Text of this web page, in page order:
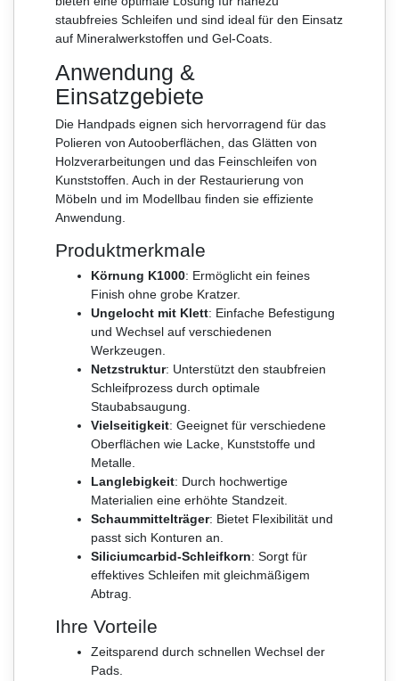
staubfreies Schleifen und sind ideal für den Einsatz
auf Mineralwerkstoffen und Gel-Coats.
Anwendung &
Einsatzgebiete
Die Handpads eignen sich hervorragend für das
Polieren von Autooberflächen, das Glätten von
Holzverarbeitungen und das Feinschleifen von
Kunststoffen. Auch in der Restaurierung von
Möbeln und im Modellbau finden sie effiziente
Anwendung.
Produktmerkmale
Körnung K1000: Ermöglicht ein feines
Finish ohne grobe Kratzer.
Ungelocht mit Klett: Einfache Befestigung
und Wechsel auf verschiedenen
Werkzeugen.
Netzstruktur: Unterstützt den staubfreien
Schleifprozess durch optimale
Staubabsaugung.
Vielseitigkeit: Geeignet für verschiedene
Oberflächen wie Lacke, Kunststoffe und
Metalle.
Langlebigkeit: Durch hochwertige
Materialien eine erhöhte Standzeit.
Schaummittelträger: Bietet Flexibilität und
passt sich Konturen an.
Siliciumcarbid-Schleifkorn: Sorgt für
effektives Schleifen mit gleichmäßigem
Abtrag.
Ihre Vorteile
Zeitsparend durch schnellen Wechsel der
Pads.